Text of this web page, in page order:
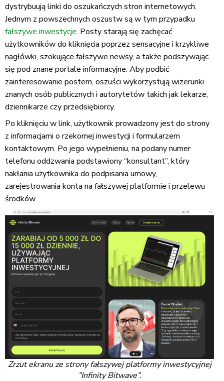
dystrybuują linki do oszukańczych stron internetowych.
Jednym z powszechnych oszustw są w tym przypadku
fałszywe inwestycje. Posty starają się zachęcać
użytkowników do kliknięcia poprzez sensacyjne i krzykliwe
nagłówki, szokujące fałszywe newsy, a także podszywając
się pod znane portale informacyjne. Aby podbić
zainteresowanie postem, oszuści wykorzystują wizerunki
znanych osób publicznych i autorytetów takich jak lekarze,
dziennikarze czy przedsiębiorcy.
Po kliknięciu w link, użytkownik prowadzony jest do strony
z informacjami o rzekomej inwestycji i formularzem
kontaktowym. Po jego wypełnieniu, na podany numer
telefonu oddzwania podstawiony “konsultant”, który
nakłania użytkownika do podpisania umowy,
zarejestrowania konta na fałszywej platformie i przelewu
środków.
Zrzut ekranu ze strony fałszywej platformy inwestycyjnej
”Infinity Bitwave”.